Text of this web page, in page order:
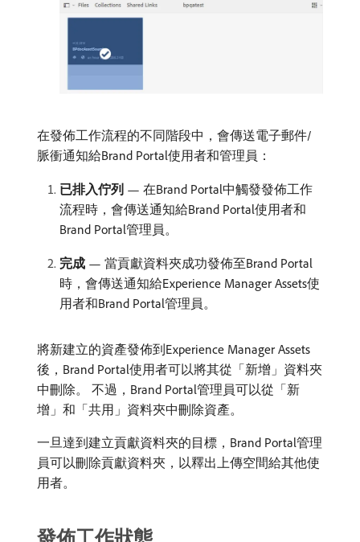
在發佈工作流程的不同階段中，會傳送電子郵件/
脈衝通知給Brand Portal使用者和管理員：
已排入佇列 — 在Brand Portal中觸發發佈工作
流程時，會傳送通知給Brand Portal使用者和
Brand Portal管理員。
完成 — 當貢獻資料夾成功發佈至Brand Portal
時，會傳送通知給Experience Manager Assets使
用者和Brand Portal管理員。
將新建立的資產發佈到Experience Manager Assets
後，Brand Portal使用者可以將其從「新增」資料夾
中刪除。 不過，Brand Portal管理員可以從「新
增」和「共用」資料夾中刪除資產。
一旦達到建立貢獻資料夾的目標，Brand Portal管理
員可以刪除貢獻資料夾，以釋出上傳空間給其他使
用者。
發佈工作狀態